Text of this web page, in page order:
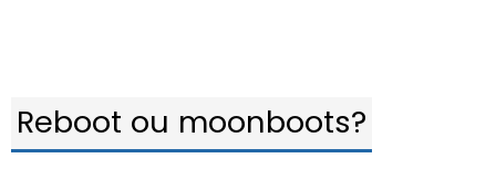
Reboot ou moonboots?